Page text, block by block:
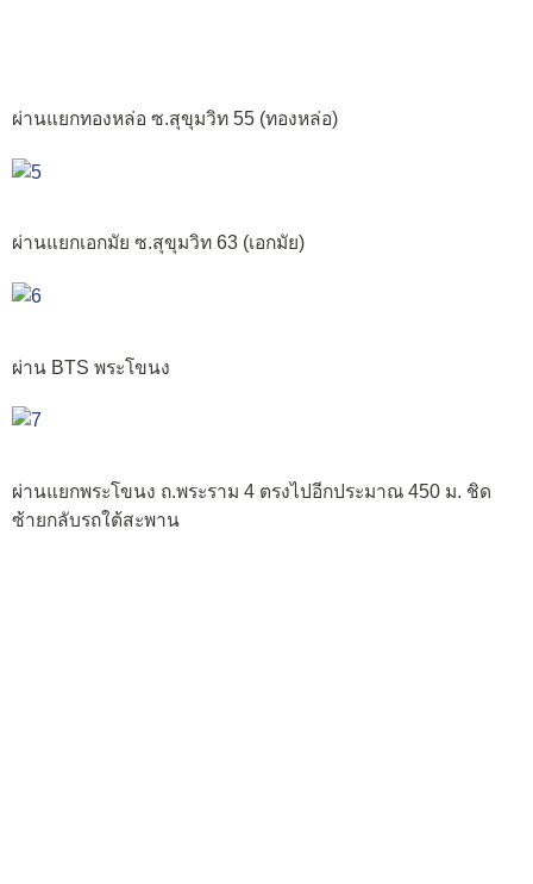
ผ่านแยกทองหล่อ ซ.สุขุมวิท 55 (ทองหล่อ)
ผ่านแยกเอกมัย ซ.สุขุมวิท 63 (เอกมัย)
ผ่าน BTS พระโขนง
ผ่านแยกพระโขนง ถ.พระราม 4 ตรงไปอีกประมาณ 450 ม. ชิด
ซ้ายกลับรถใต้สะพาน